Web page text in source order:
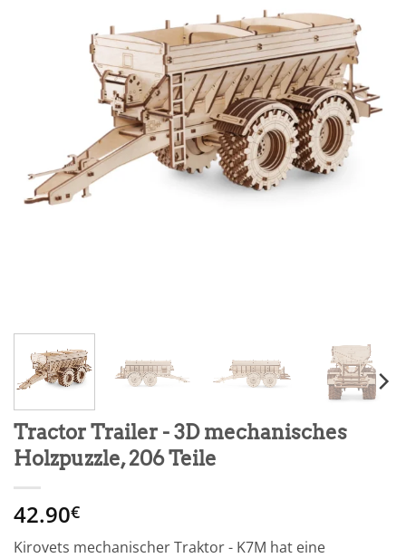
Tractor Trailer - 3D mechanisches
Holzpuzzle, 206 Teile
42.90€
Kirovets mechanischer Traktor - K7M hat eine